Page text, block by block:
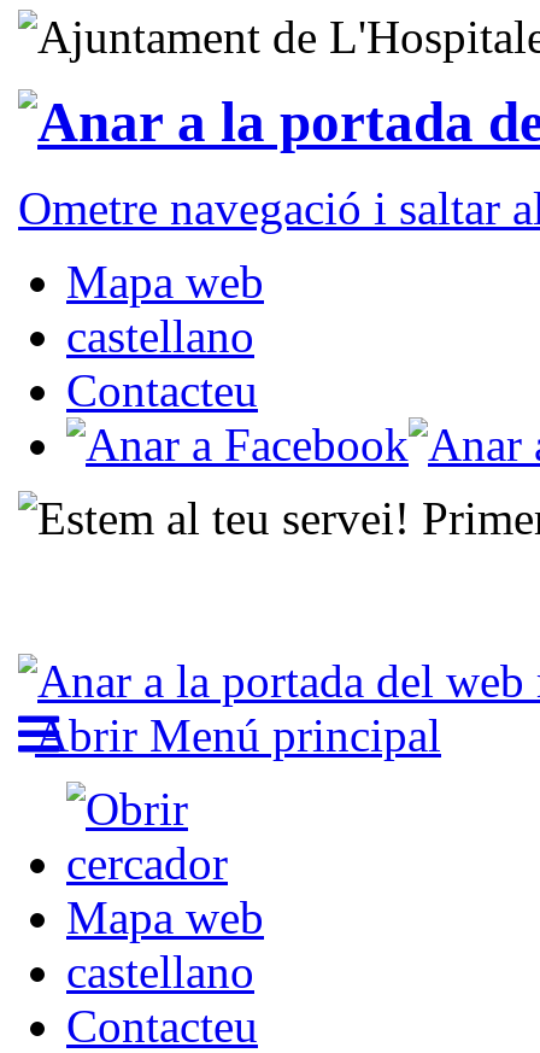
Ometre navegació i saltar
Mapa web
castellano
Contacteu
Abrir Menú principal
Mapa web
castellano
Contacteu